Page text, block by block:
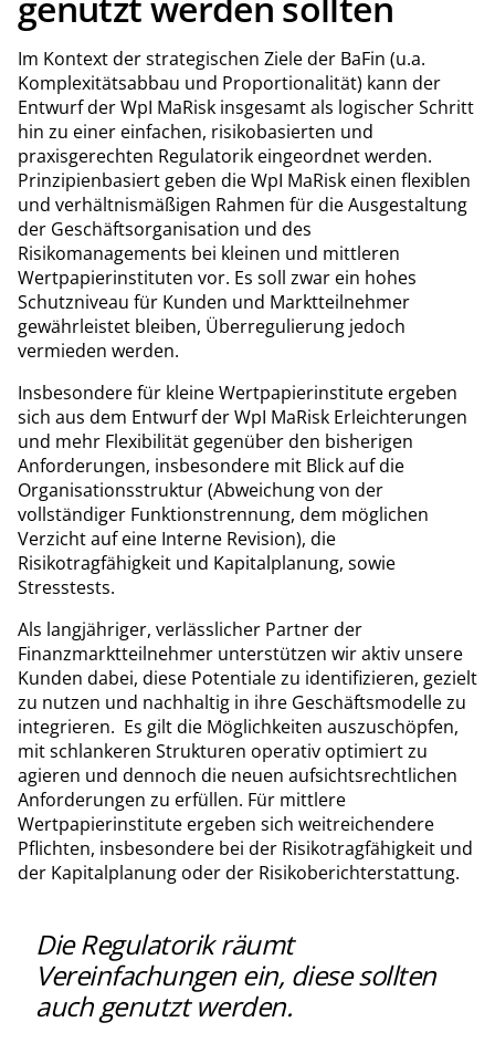
Im Kontext der strategischen Ziele der BaFin (u.a.
Komplexitätsabbau und Proportionalität) kann der
Entwurf der WpI MaRisk insgesamt als logischer Schritt
hin zu einer einfachen, risikobasierten und
praxisgerechten Regulatorik eingeordnet werden.
Prinzipienbasiert geben die WpI MaRisk einen flexiblen
und verhältnismäßigen Rahmen für die Ausgestaltung
der Geschäftsorganisation und des
Risikomanagements bei kleinen und mittleren
Wertpapierinstituten vor. Es soll zwar ein hohes
Schutzniveau für Kunden und Marktteilnehmer
gewährleistet bleiben, Überregulierung jedoch
vermieden werden.
Insbesondere für kleine Wertpapierinstitute ergeben
sich aus dem Entwurf der WpI MaRisk Erleichterungen
und mehr Flexibilität gegenüber den bisherigen
Anforderungen, insbesondere mit Blick auf die
Organisationsstruktur (Abweichung von der
vollständiger Funktionstrennung, dem möglichen
Verzicht auf eine Interne Revision), die
Risikotragfähigkeit und Kapitalplanung, sowie
Stresstests.
Als langjähriger, verlässlicher Partner der
Finanzmarktteilnehmer unterstützen wir aktiv unsere
Kunden dabei, diese Potentiale zu identifizieren, gezielt
zu nutzen und nachhaltig in ihre Geschäftsmodelle zu
integrieren. Es gilt die Möglichkeiten auszuschöpfen,
mit schlankeren Strukturen operativ optimiert zu
agieren und dennoch die neuen aufsichtsrechtlichen
Anforderungen zu erfüllen. Für mittlere
Wertpapierinstitute ergeben sich weitreichendere
Pflichten, insbesondere bei der Risikotragfähigkeit und
der Kapitalplanung oder der Risikoberichterstattung.
Die Regulatorik räumt
Vereinfachungen ein, diese sollten
auch genutzt werden.